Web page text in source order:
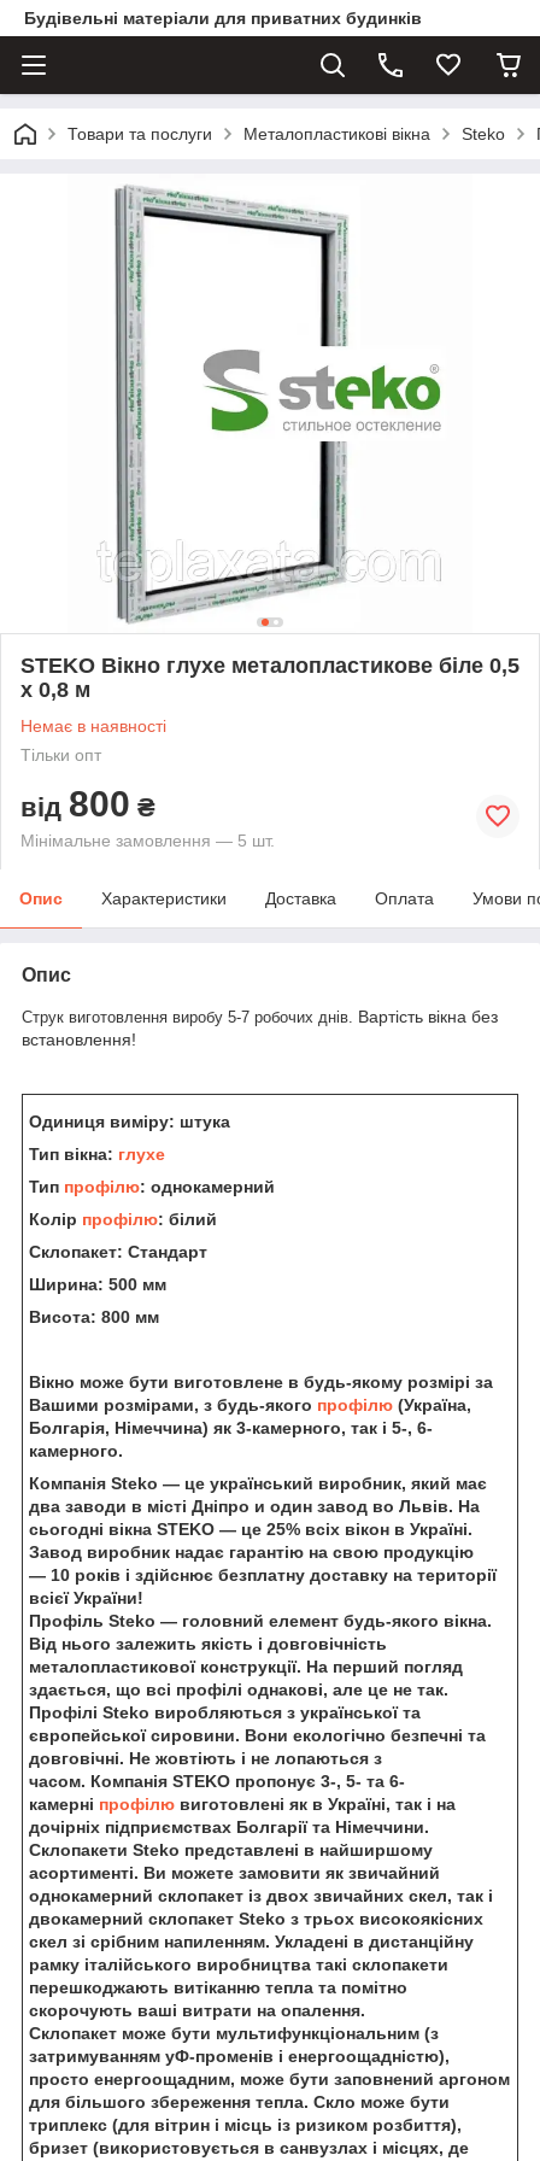
Будівельні матеріали для приватних будинків
Товари та послуги Металопластикові вікна Steko
STEKO Вікно глухе металопластикове біле 0,5
х 0,8 м
Немає в наявності
Тільки опт
від 800 ₴
Мінімальне замовлення — 5 шт.
Опис Характеристики Доставка Оплата Умови
Опис
Струк виготовлення виробу 5-7 робочих днів. Вартість вікна без
встановлення!
Одиниця виміру: штука
Тип вікна: глухе
Тип профілю: однокамерний
Колір профілю: білий
Склопакет: Стандарт
Ширина: 500 мм
Висота: 800 мм
Вікно може бути виготовлене в будь-якому розмірі за
Вашими розмірами, з будь-якого профілю (Україна,
Болгарія, Німеччина) як 3-камерного, так і 5-, 6-
камерного.
Компанія Steko — це український виробник, який має
два заводи в місті Дніпро и один завод во Львів. На
сьогодні вікна STEKO — це 25% всіх вікон в Україні.
Завод виробник надає гарантію на свою продукцію
— 10 років і здійснює безплатну доставку на території
всієї України!
Профіль Steko — головний елемент будь-якого вікна.
Від нього залежить якість і довговічність
металопластикової конструкції. На перший погляд
здається, що всі профілі однакові, але це не так.
Профілі Steko виробляються з української та
європейської сировини. Вони екологічно безпечні та
довговічні. Не жовтіють і не лопаються з
часом. Компанія STEKO пропонує 3-, 5- та 6-
камерні профілю виготовлені як в Україні, так і на
дочірніх підприємствах Болгарії та Німеччини.
Склопакети Steko представлені в найширшому
асортименті. Ви можете замовити як звичайний
однокамерний склопакет із двох звичайних скел, так і
двокамерний склопакет Steko з трьох високоякісних
скел зі срібним напиленням. Укладені в дистанційну
рамку італійського виробництва такі склопакети
перешкоджають витіканню тепла та помітно
скорочують ваші витрати на опалення.
Склопакет може бути мультифункціональним (з
затримуванням уФ-променів і енергоощадністю),
просто енергоощадним, може бути заповнений аргоном
для більшого збереження тепла. Скло може бути
триплекс (для вітрин і місць із ризиком розбиття),
бризет (використовується в санвузлах і місцях, де